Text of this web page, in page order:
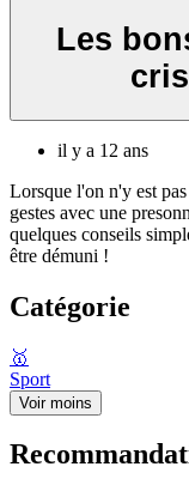
Les
il y a 12 ans
Lorsque l'on n'y est
gestes avec une
quelques conseils
être démuni !
Catégorie
🥇
Sport
Voir moins